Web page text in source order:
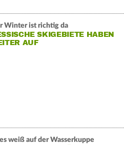
Winter ist richtig da
SKIGEBIETE HABEN
AUF
weiß auf der Wasserkuppe